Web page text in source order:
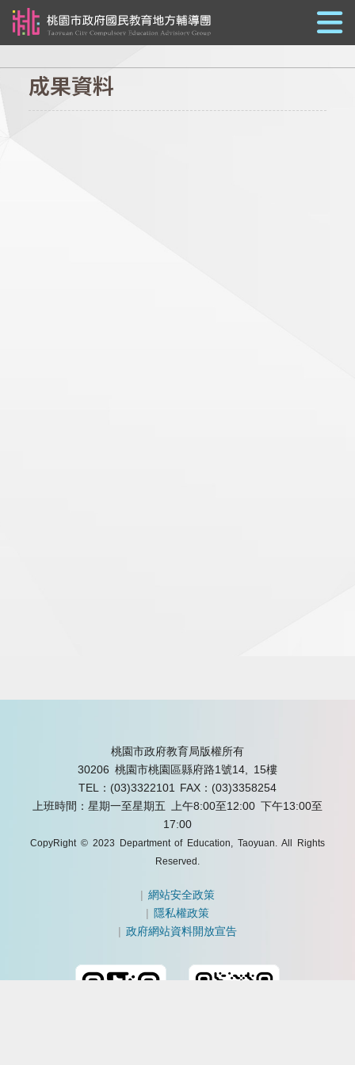
成果資料
桃園市政府教育局版權所有
30206 桃園市桃園區縣府路1號14, 15樓
TEL：(03)3322101
FAX：(03)3358254
上班時間：星期一至星期五 上午8:00至12:00 下午13:00至
17:00
CopyRight © 2023 Department of Education, Taoyuan. All Rights
Reserved.
|網站安全政策
| 隱私權政策
|政府網站資料開放宣告